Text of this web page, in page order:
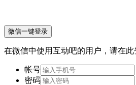
微信一键登录
在微信中使用互动吧的用户，请在此
帐号
密码